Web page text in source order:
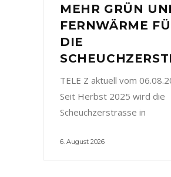
MEHR GRÜN
FERNWÄRME
DIE
TELE Z aktuell vom
Seit Herbst 2025 wird die
Scheuchzerstrasse in
6. August 2026